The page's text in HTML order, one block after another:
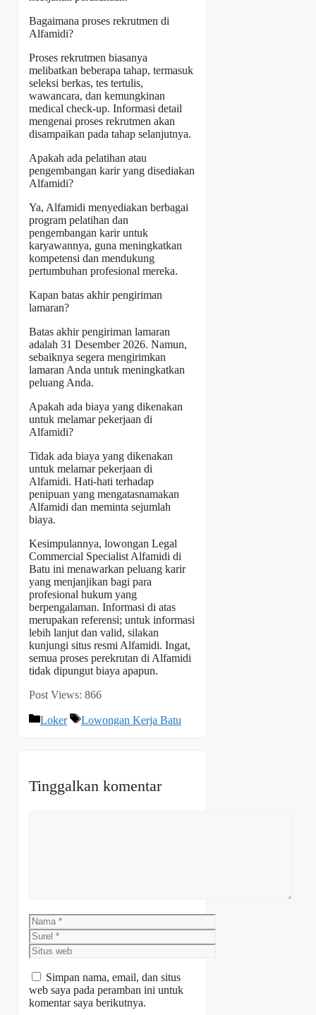
Bagaimana proses rekrutmen di
Alfamidi?
Proses rekrutmen biasanya
melibatkan beberapa tahap, termasuk
seleksi berkas, tes tertulis,
wawancara, dan kemungkinan
medical check-up. Informasi detail
mengenai proses rekrutmen akan
disampaikan pada tahap selanjutnya.
Apakah ada pelatihan atau
pengembangan karir yang disediakan
Alfamidi?
Ya, Alfamidi menyediakan berbagai
program pelatihan dan
pengembangan karir untuk
karyawannya, guna meningkatkan
kompetensi dan mendukung
pertumbuhan profesional mereka.
Kapan batas akhir pengiriman
lamaran?
Batas akhir pengiriman lamaran
adalah 31 Desember 2026. Namun,
sebaiknya segera mengirimkan
lamaran Anda untuk meningkatkan
peluang Anda.
Apakah ada biaya yang dikenakan
untuk melamar pekerjaan di
Alfamidi?
Tidak ada biaya yang dikenakan
untuk melamar pekerjaan di
Alfamidi. Hati-hati terhadap
penipuan yang mengatasnamakan
Alfamidi dan meminta sejumlah
biaya.
Kesimpulannya, lowongan Legal
Commercial Specialist Alfamidi di
Batu ini menawarkan peluang karir
yang menjanjikan bagi para
profesional hukum yang
berpengalaman. Informasi di atas
merupakan referensi; untuk informasi
lebih lanjut dan valid, silakan
kunjungi situs resmi Alfamidi. Ingat,
semua proses perekrutan di Alfamidi
tidak dipungut biaya apapun.
Post Views: 866
Kategori
Loker Tag
Lowongan Kerja Batu
Tinggalkan komentar
Nama
Surel
Situs
web
Simpan nama, email, dan situs
web saya pada peramban ini untuk
komentar saya berikutnya.